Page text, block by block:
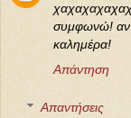
συμφωνώ! αν
καλημέρα!
Απάντηση
Απαντήσεις